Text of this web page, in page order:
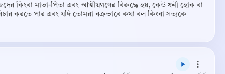
কিংবা মাতা-পিতা এবং আত্মীয়গণের বিরুদ্ধে হয়, কেউ ধনী হোক বা
করতে পার এবং যদি তোমরা বক্রভাবে কথা বল কিংবা সত্যকে